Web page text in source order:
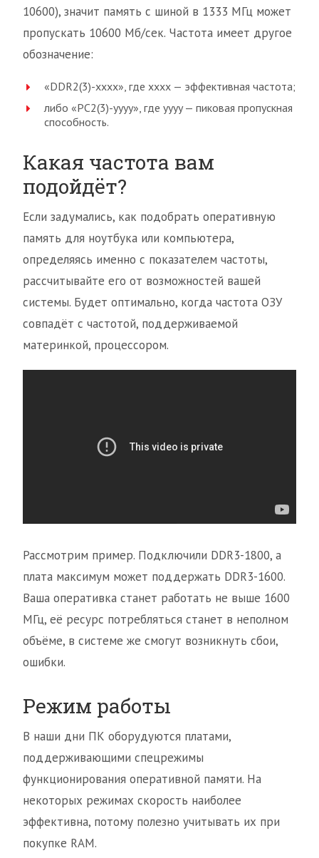
10600), значит память с шиной в 1333 МГц может
пропускать 10600 Мб/сек. Частота имеет другое
обозначение:
«DDR2(3)-xxxx», где xxxx — эффективная частота;
либо «PC2(3)-yyyy», где yyyy — пиковая пропускная
способность.
Какая частота вам
подойдёт?
Если задумались, как подобрать оперативную
память для ноутбука или компьютера,
определяясь именно с показателем частоты,
рассчитывайте его от возможностей вашей
системы. Будет оптимально, когда частота ОЗУ
совпадёт с частотой, поддерживаемой
материнкой, процессором.
Рассмотрим пример. Подключили DDR3-1800, а
плата максимум может поддержать DDR3-1600.
Ваша оперативка станет работать не выше 1600
МГц, её ресурс потребляться станет в неполном
объёме, в системе же смогут возникнуть сбои,
ошибки.
Режим работы
В наши дни ПК оборудуются платами,
поддерживающими спецрежимы
функционирования оперативной памяти. На
некоторых режимах скорость наиболее
эффективна, потому полезно учитывать их при
покупке RAM.